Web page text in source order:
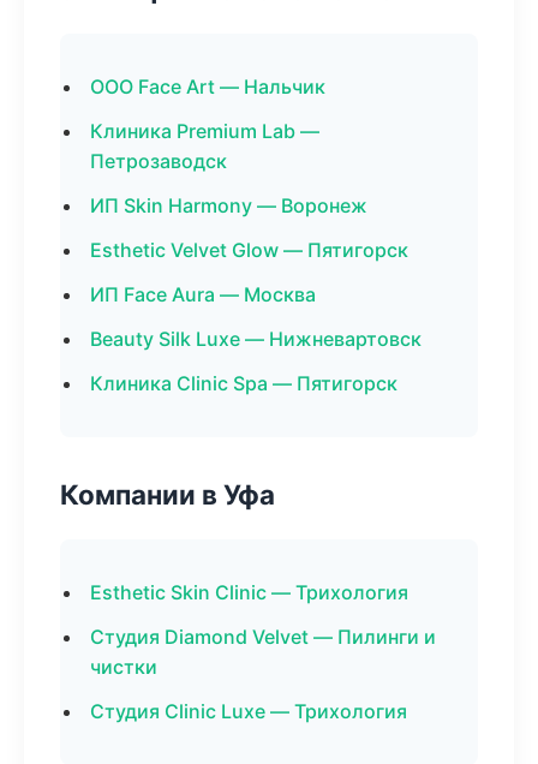
ООО Face Art — Нальчик
Клиника Premium Lab —
Петрозаводск
ИП Skin Harmony — Воронеж
Esthetic Velvet Glow — Пятигорск
ИП Face Aura — Москва
Beauty Silk Luxe — Нижневартовск
Клиника Clinic Spa — Пятигорск
Компании в Уфа
Esthetic Skin Clinic — Трихология
Студия Diamond Velvet — Пилинги и
чистки
Студия Clinic Luxe — Трихология